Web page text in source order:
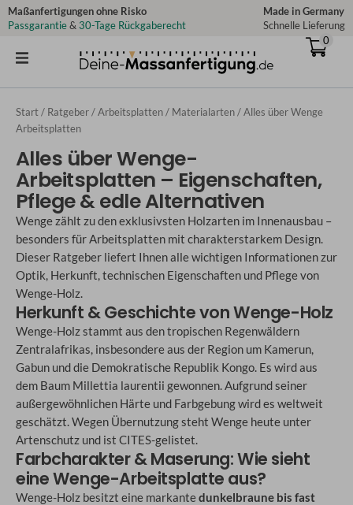
Zum
Inhalt
Maßanfertigungen ohne Risko
Passgarantie& 30-Tage Rückgaberecht
Made in Germany
Schnelle Lieferung
0
Start/ Ratgeber/Arbeitsplatten/ Materialarten/ Alles über Wenge
Arbeitsplatten
Alles über Wenge-
Arbeitsplatten – Eigenschaften,
Pflege & edle Alternativen
Wenge zählt zu den exklusivsten Holzarten im Innenausbau –
besonders für Arbeitsplatten mit charakterstarkem Design.
Dieser Ratgeber liefert Ihnen alle wichtigen Informationen zur
Optik, Herkunft, technischen Eigenschaften und Pflege von
Wenge-Holz.
Herkunft & Geschichte von Wenge-Holz
Wenge-Holz stammt aus den tropischen Regenwäldern
Zentralafrikas, insbesondere aus der Region um Kamerun,
Gabun und die Demokratische Republik Kongo. Es wird aus
dem Baum Millettia laurentii gewonnen. Aufgrund seiner
außergewöhnlichen Härte und Farbgebung wird es weltweit
geschätzt. Wegen Übernutzung steht Wenge heute unter
Artenschutz und ist CITES-gelistet.
Farbcharakter & Maserung: Wie sieht
eine Wenge-Arbeitsplatte aus?
Wenge-Holz besitzt eine markantedunkelbraune bis fast